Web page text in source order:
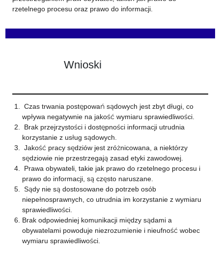
rzetelnego procesu oraz prawo do informacji.
Wnioski
Czas trwania postępowań sądowych jest zbyt długi, co
wpływa negatywnie na jakość wymiaru sprawiedliwości.
Brak przejrzystości i dostępności informacji utrudnia
korzystanie z usług sądowych.
Jakość pracy sędziów jest zróżnicowana, a niektórzy
sędziowie nie przestrzegają zasad etyki zawodowej.
Prawa obywateli, takie jak prawo do rzetelnego procesu i
prawo do informacji, są często naruszane.
Sądy nie są dostosowane do potrzeb osób
niepełnosprawnych, co utrudnia im korzystanie z wymiaru
sprawiedliwości.
Brak odpowiedniej komunikacji między sądami a
obywatelami powoduje niezrozumienie i nieufność wobec
wymiaru sprawiedliwości.